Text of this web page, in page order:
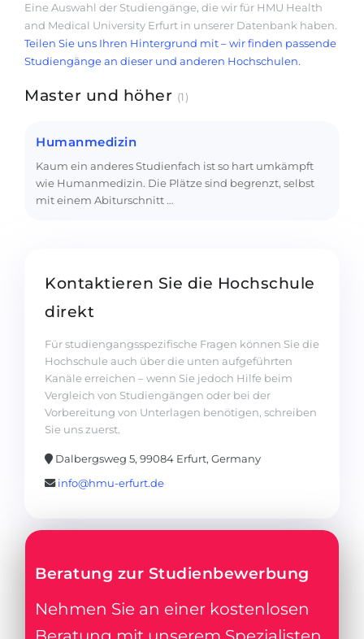
Eine Auswahl der Studiengänge, die wir für HMU Health
and Medical University Erfurt in unserer Datenbank haben.
Teilen Sie uns Ihren Hintergrund mit – wir finden passende
Studiengänge an dieser und anderen Hochschulen.
Master und höher (1)
Humanmedizin
Kaum ein anderes Studienfach ist so hart umkämpft
wie Humanmedizin. Die Plätze sind begrenzt, selbst
mit einem Abiturschnitt …
Kontaktieren Sie die Hochschule
direkt
Für studiengangsspezifische Fragen können Sie die
Hochschule auch über die unten aufgeführten
Kanäle erreichen – wenn Sie jedoch Hilfe beim
Vergleich von Studiengängen oder bei der
Vorbereitung von Unterlagen benötigen, schreiben
Sie uns zuerst.
Dalbergsweg 5, 99084 Erfurt, Germany
info@hmu-erfurt.de
Beratung zur Studienbewerbung
Nehmen Sie an einer kostenlosen